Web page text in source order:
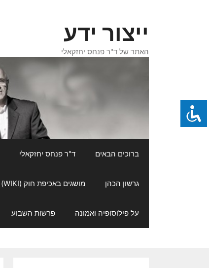
ייצור ידע
האתר של ד"ר פנחס יחזקאלי
ברוכים הבאים ד"ר פנחס יחזקאלי
גרשון הכהן מושגים באכיפת חוק (WIKI)
על פילוסופיה ואמונה פרשות השבוע